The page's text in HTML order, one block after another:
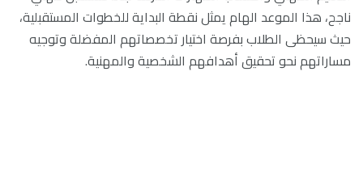
ناجح، هذا الموعد الهام يمثل نقطة البداية للخطوات المستقبلية،
حيث سيحظى الطلاب بفرصة اختيار تخصصاتهم المفضلة وتوجيه
مساراتهم نحو تحقيق أهدافهم الشخصية والمهنية.